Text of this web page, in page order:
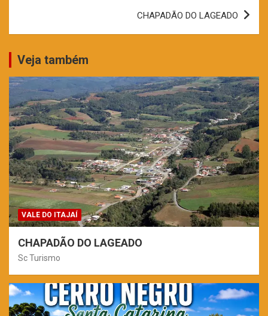
CHAPADÃO DO LAGEADO
Veja também
VALE DO ITAJAÍ
CHAPADÃO DO LAGEADO
Sc Turismo